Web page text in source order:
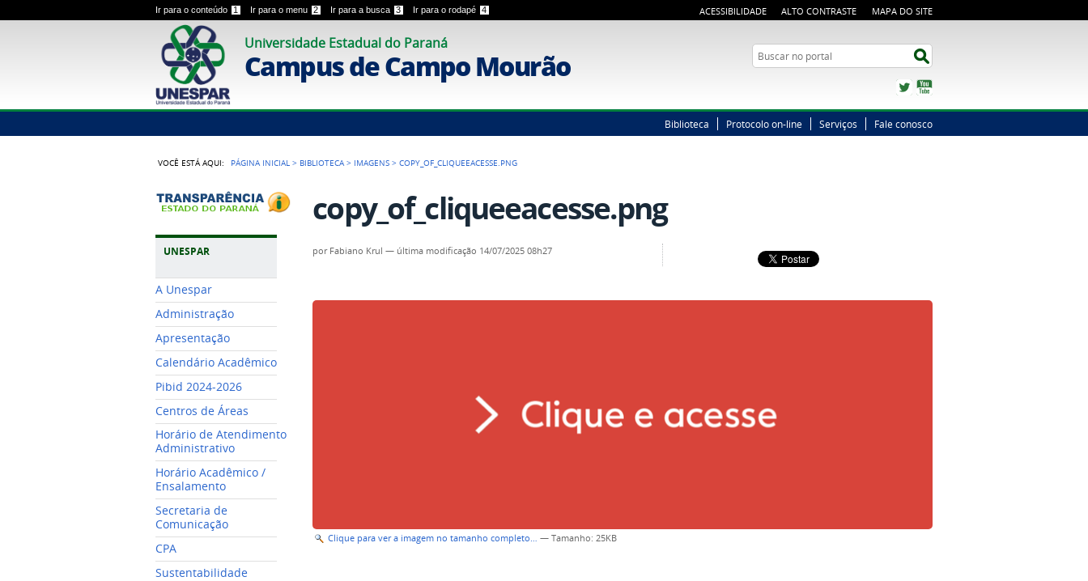
Ir para o conteúdo 1 Ir para o menu 2 Ir para a busca 3 Ir para o rodapé 4 ACESSIBILIDADE ALTO CONTRASTE MAPA DO SITE
Universidade Estadual do Paraná
Campus de Campo Mourão Busca
Twitter
Biblioteca Protocolo on-line Serviços Fale conosco
VOCÊ ESTÁ AQUI: PÁGINA INICIAL > BIBLIOTECA > IMAGENS >COPY_OF_CLIQUEEACESSE.PNG
UNESPAR
A Unespar
Administração
Apresentação
Calendário Acadêmico
Pibid 2024-2026
Centros de Áreas
Horário de Atendimento
Administrativo
Horário Acadêmico /
Ensalamento
Secretaria de
Comunicação
CPA
Sustentabilidade
copy_of_cliqueeacesse.png
por Fabiano Krul — última modificação 14/07/2025 08h27
Clique para ver a imagem no tamanho completo… —Tamanho: 25KB